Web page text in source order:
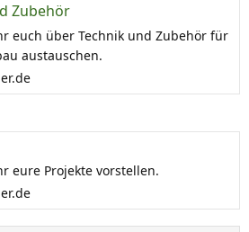
Zubehör
euch über Technik und Zubehör für
austauschen.
eure Projekte vorstellen.